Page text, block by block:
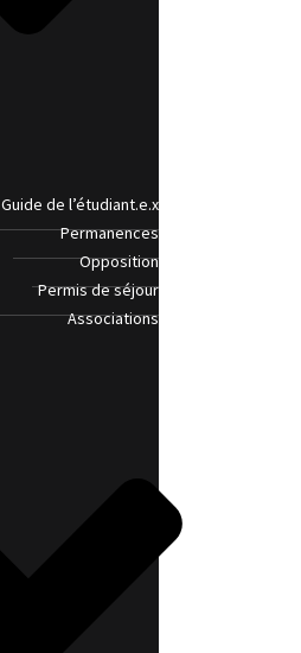
Guide de l’étudiant.e.x
Permanences
Opposition
Permis de séjour
Associations